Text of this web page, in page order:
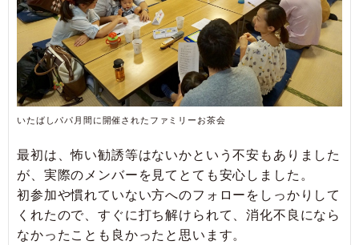
いたばしパパ月間に開催されたファミリーお茶会
最初は、怖い勧誘等はないかという不安もありました
が、実際のメンバーを見てとても安心しました。
初参加や慣れていない方へのフォローをしっかりして
くれたので、すぐに打ち解けられて、消化不良になら
なかったことも良かったと思います。